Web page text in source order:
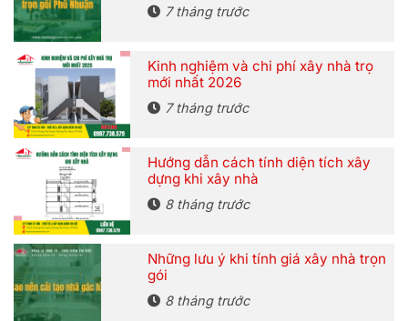
7 tháng trước
Kinh nghiệm và chi phí xây nhà trọ
mới nhất 2026
7 tháng trước
Hướng dẫn cách tính diện tích xây
dựng khi xây nhà
8 tháng trước
Những lưu ý khi tính giá xây nhà trọn
gói
8 tháng trước